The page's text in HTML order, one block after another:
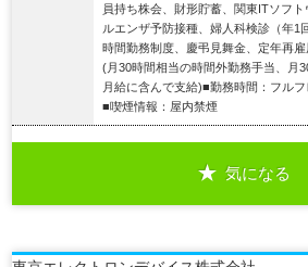
員持ち株会、財形貯蓄、関東ITソフ
ルエンザ予防接種、婦人科検診（年1
時間勤務制度、慶弔見舞金、定年再
(月30時間相当の時間外勤務手当、月
月給に含んで支給)■勤務時間：フル
■喫煙情報：屋内禁煙
気になる